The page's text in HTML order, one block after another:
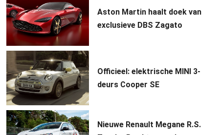
Aston Martin haalt doek van
exclusieve DBS Zagato
Officieel: elektrische MINI 3-
deurs Cooper SE
Nieuwe Renault Megane R.S.